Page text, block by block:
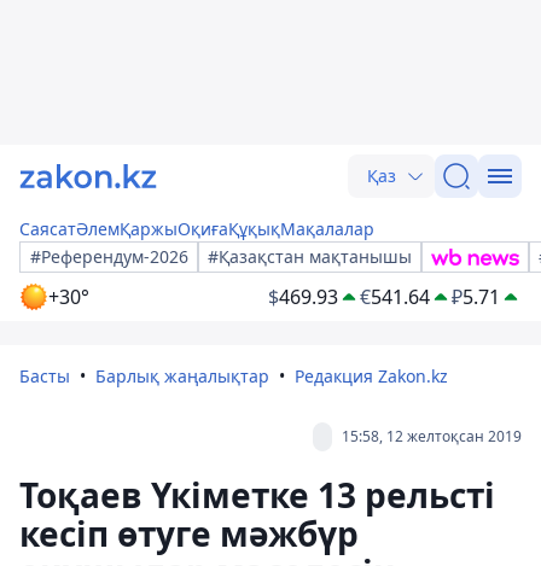
Қаз
СаясатӘлемҚаржыОқиғаҚұқықМақалалар
#Референдум-2026
#Қазақстан мақтанышы
+30° $469.93 €541.64 ₽5.71
Басты Барлық жаңалықтар Редакция Zakon.kz
15:58, 12 желтоқсан 2019
Тоқаев Үкіметке 13 рельсті
кесіп өтуге мәжбүр